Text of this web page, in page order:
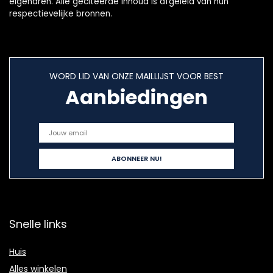
respectievelijke bronnen.
WORD LID VAN ONZE MAILLIJST VOOR BEST
Aanbiedingen
Snelle links
Huis
Alles winkelen